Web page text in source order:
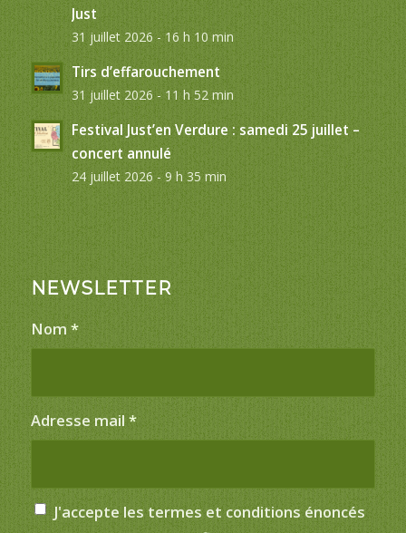
Just
31 juillet 2026 - 16 h 10 min
Tirs d’effarouchement
31 juillet 2026 - 11 h 52 min
Festival Just’en Verdure : samedi 25 juillet –
concert annulé
24 juillet 2026 - 9 h 35 min
NEWSLETTER
Nom *
Adresse mail *
J'accepte les termes et conditions énoncés